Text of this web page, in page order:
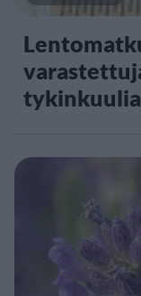
tykinkuulia